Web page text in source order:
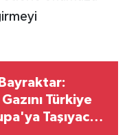
Türkiye
Taşıyacak